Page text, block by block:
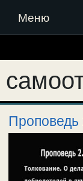
Меню
к
содержимому
Проповедь